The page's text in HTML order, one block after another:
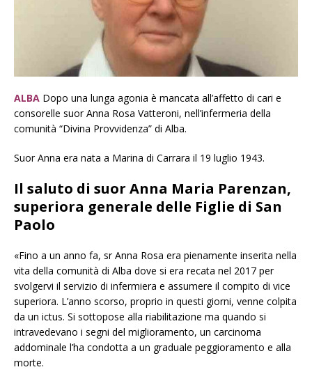
ALBA Dopo una lunga agonia è mancata all’affetto di cari e
consorelle suor Anna Rosa Vatteroni, nell’infermeria della
comunità “Divina Provvidenza” di Alba.
Suor Anna era nata a Marina di Carrara il 19 luglio 1943.
Il saluto di suor Anna Maria Parenzan,
superiora generale delle Figlie di San
Paolo
«Fino a un anno fa, sr Anna Rosa era pienamente inserita nella
vita della comunità di Alba dove si era recata nel 2017 per
svolgervi il servizio di infermiera e assumere il compito di vice
superiora. L’anno scorso, proprio in questi giorni, venne colpita
da un ictus. Si sottopose alla riabilitazione ma quando si
intravedevano i segni del miglioramento, un carcinoma
addominale l’ha condotta a un graduale peggioramento e alla
morte.